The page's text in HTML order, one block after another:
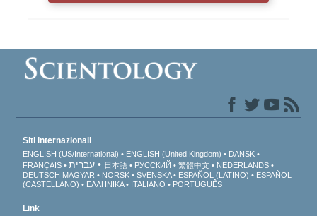
Siti internazionali
ENGLISH (US/International) ENGLISH (United Kingdom)
DANSK
FRANÇAIS
עברית 日本語 РУССКИЙ 繁體中文
NEDERLANDS
DEUTSCH MAGYAR NORSK SVENSKA ESPAÑOL (LATINO)
ESPAÑOL
(CASTELLANO)
ΕΛΛΗΝΙΚA ITALIANO PORTUGUÊS
Link